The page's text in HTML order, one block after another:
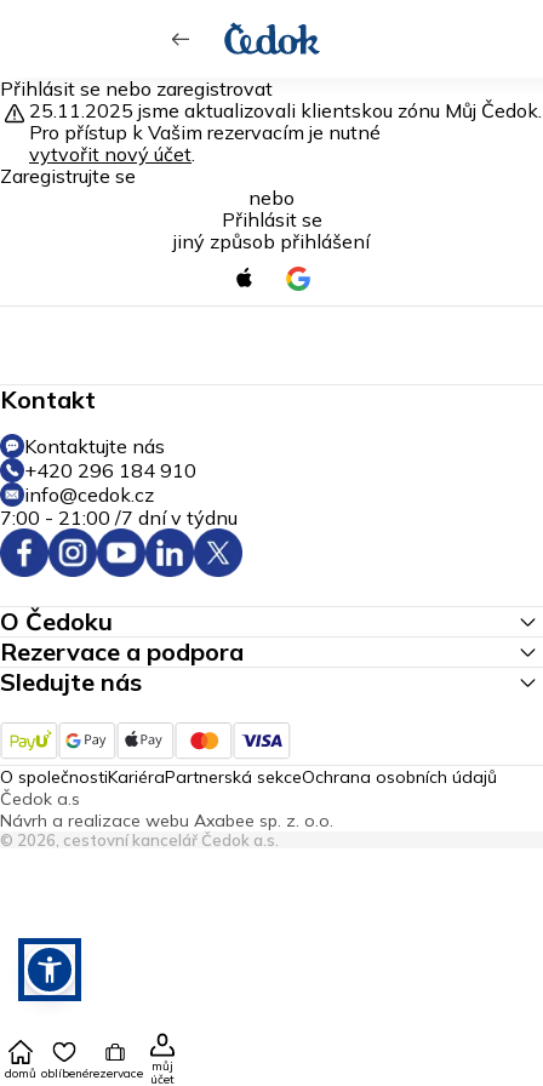
Přihlásit se nebo zaregistrovat
25.11.2025 jsme aktualizovali klientskou zónu Můj Čedok.
Pro přístup k Vašim rezervacím je nutné
vytvořit nový účet.
Zaregistrujte se
nebo
Přihlásit se
jiný způsob přihlášení
domů oblíbenérezervace
můj
účet
Kontakt
Kontaktujte nás
+420 296 184 910
info@cedok.cz
7:00 - 21:00 /7 dní v týdnu
O Čedoku
Rezervace a podpora
Sledujte nás
O společnostiKariéraPartnerská sekceOchrana osobních údajů
Čedok a.s
Návrh a realizace webu Axabee sp. z. o.o.
© 2026, cestovní kancelář Čedok a.s.